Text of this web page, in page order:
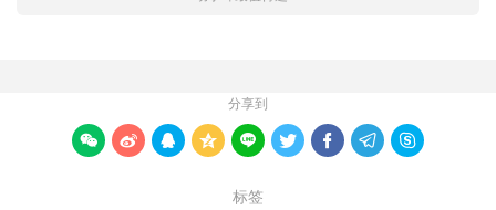
分享到
        
标签